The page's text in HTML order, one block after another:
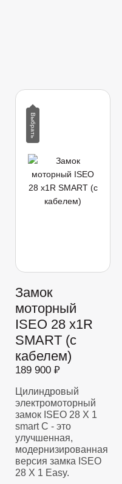
Замок
моторный
ISEO 28 x1R
SMART (с
кабелем)
189 900 ₽
Цилиндровый
электромоторный
замок ISEO 28 Х 1
smart C - это
улучшенная,
модернизированная
версия замка ISEO
28 X 1 Easy.